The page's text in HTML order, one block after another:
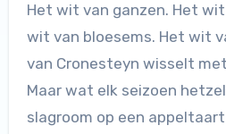
Het wit van ganzen. Het
wit van bloesems. Het wit
van Cronesteyn wisselt
Maar wat elk seizoen
slagroom op een